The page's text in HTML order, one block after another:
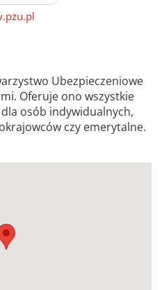
Ubezpieczeniowe
Oferuje ono wszystkie
osób indywidualnych,
czy emerytalne.